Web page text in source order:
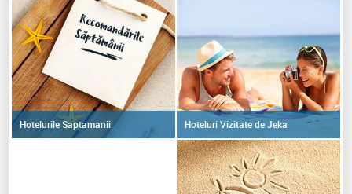
Hotelurile Saptamanii Hoteluri Vizitate de Jeka